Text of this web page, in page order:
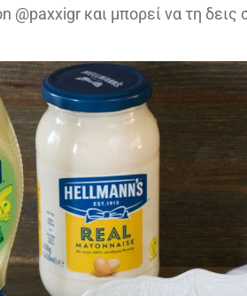
@paxxigr και μπορεί να τη δεις